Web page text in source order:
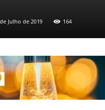
Julho de 2019 164